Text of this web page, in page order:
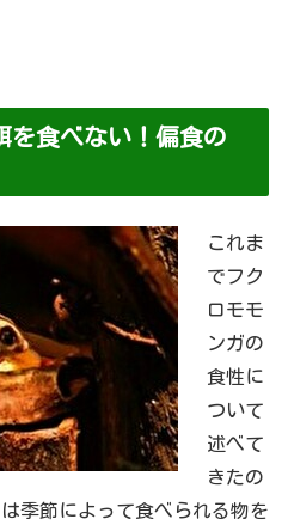
を食べない！偏食の
これま
でフク
ロモモ
ンガの
食性に
ついて
述べて
きたの
季節によって食べられる物を